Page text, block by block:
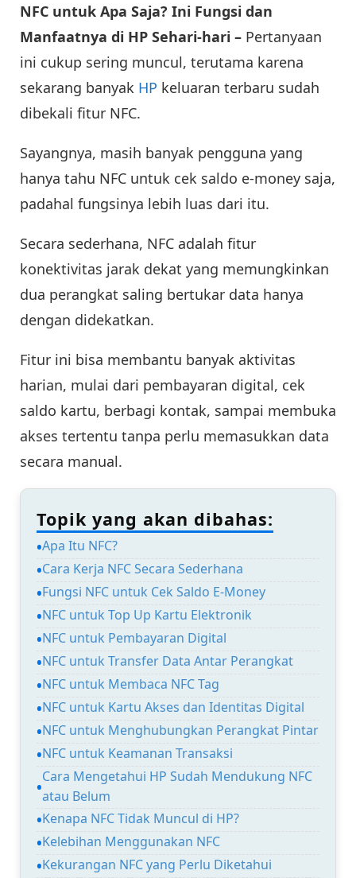
NFC untuk Apa Saja? Ini Fungsi dan
Manfaatnya di HP Sehari-hari – Pertanyaan
ini cukup sering muncul, terutama karena
sekarang banyak HP keluaran terbaru sudah
dibekali fitur NFC.
Sayangnya, masih banyak pengguna yang
hanya tahu NFC untuk cek saldo e-money saja,
padahal fungsinya lebih luas dari itu.
Secara sederhana, NFC adalah fitur
konektivitas jarak dekat yang memungkinkan
dua perangkat saling bertukar data hanya
dengan didekatkan.
Fitur ini bisa membantu banyak aktivitas
harian, mulai dari pembayaran digital, cek
saldo kartu, berbagi kontak, sampai membuka
akses tertentu tanpa perlu memasukkan data
secara manual.
Topik yang akan dibahas:
Apa Itu NFC?
Cara Kerja NFC Secara Sederhana
Fungsi NFC untuk Cek Saldo E-Money
NFC untuk Top Up Kartu Elektronik
NFC untuk Pembayaran Digital
NFC untuk Transfer Data Antar Perangkat
NFC untuk Membaca NFC Tag
NFC untuk Kartu Akses dan Identitas Digital
NFC untuk Menghubungkan Perangkat Pintar
NFC untuk Keamanan Transaksi
Cara Mengetahui HP Sudah Mendukung NFC
atau Belum
Kenapa NFC Tidak Muncul di HP?
Kelebihan Menggunakan NFC
Kekurangan NFC yang Perlu Diketahui